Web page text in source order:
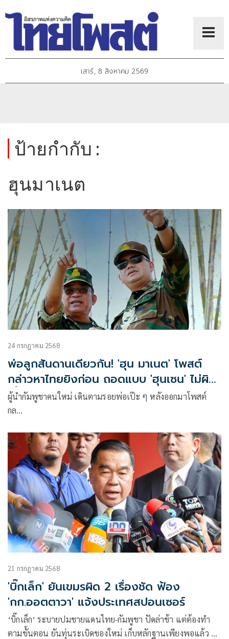
เสาร์, 8 สิงหาคม 2569
ป้ายกำกับ :
ฮุนมาเนต
24 กรกฎาคม 2568
พ่อลูกสันดานเดียวกัน! 'ฮุน มาเนต' โพสต์
กล่าวหาไทยยิงก่อน ถอดแบบ 'ฮุนเซน' ไม่ผิด
เพี้ยน
ผู้นำกัมพูชาคนใหม่ เดินตามรอยพ่อเป๊ะ ๆ หลังออกมาโพสต์
กล…
21 กรกฎาคม 2568
'บิ๊กเล็ก' ยันเขมรผิด 2 เรื่องชัด ฟ้อง
'กก.ออตตาวา' แจ้งประเทศสปอนเซอร์
‘บิ๊กเล็ก’ ระบายปมชายแดนไทย-กัมพูชา ปัดล่าช้า แต่ต้องทำ
ตามขั้นตอน ยันทุ่นระเบิดของใหม่ เก็บหลักฐานเพียงพอแล้ว รอ